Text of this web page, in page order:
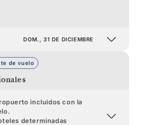
DOM., 31 DE DICIEMBRE
de vuelo
incluidos con la
determinadas